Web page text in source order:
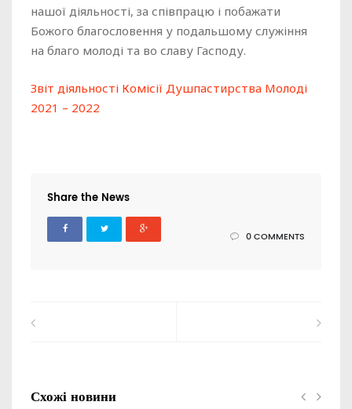
нашої діяльності, за співпрацю і побажати
Божого благословення у подальшому служіння
на благо молоді та во славу Гасподу.
Звіт діяльності Комісії Душпастирства Молоді
2021 – 2022
Share the News
0 COMMENTS
Схожі новини